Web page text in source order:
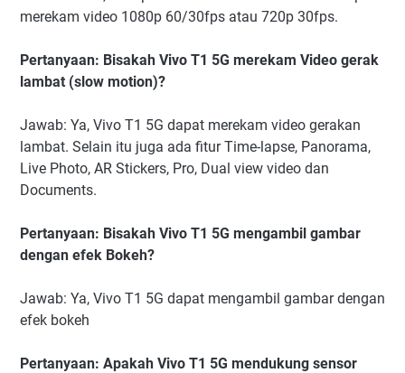
merekam video 1080p 60/30fps atau 720p 30fps.
Pertanyaan: Bisakah Vivo T1 5G merekam Video gerak
lambat (slow motion)?
Jawab: Ya, Vivo T1 5G dapat merekam video gerakan
lambat. Selain itu juga ada fitur Time-lapse, Panorama,
Live Photo, AR Stickers, Pro, Dual view video dan
Documents.
Pertanyaan: Bisakah Vivo T1 5G mengambil gambar
dengan efek Bokeh?
Jawab: Ya, Vivo T1 5G dapat mengambil gambar dengan
efek bokeh
Pertanyaan: Apakah Vivo T1 5G mendukung sensor